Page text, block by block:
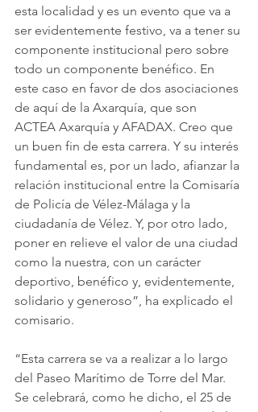
esta localidad y es un evento que va a
ser evidentemente festivo, va a tener su
componente institucional pero sobre
todo un componente benéfico. En
este caso en favor de dos asociaciones
de aquí de la Axarquía, que son
ACTEA Axarquía y AFADAX. Creo que
un buen fin de esta carrera. Y su interés
fundamental es, por un lado, afianzar la
relación institucional entre la Comisaría
de Policía de Vélez-Málaga y la
ciudadanía de Vélez. Y, por otro lado,
poner en relieve el valor de una ciudad
como la nuestra, con un carácter
deportivo, benéfico y, evidentemente,
solidario y generoso”, ha explicado el
comisario.
“Esta carrera se va a realizar a lo largo
del Paseo Marítimo de Torre del Mar.
Se celebrará, como he dicho, el 25 de